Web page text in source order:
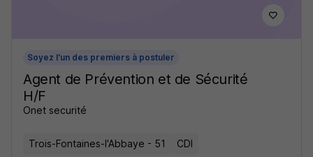
Soyez l'un des premiers à postuler
Agent de Prévention et de Sécurité
H/F
Onet securité
Trois-Fontaines-l'Abbaye - 51 CDI